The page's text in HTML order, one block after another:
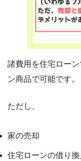
諸費用を住宅ロー
ン商品で可能です。
ただし、
家の売却
住宅ローンの借り換